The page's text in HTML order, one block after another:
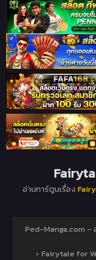
อ่านการ์ตูนเรื่อง
Ped-Manga.com –
› Fairytale for